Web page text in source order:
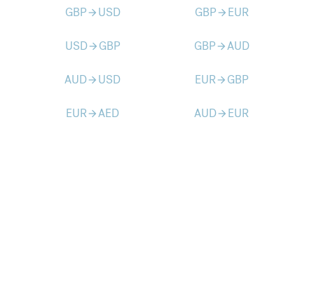
GBParrow_forward USD GBParrow_forward EUR
USDarrow_forward GBP GBParrow_forwardAUD
AUDarrow_forward USD EURarrow_forward GBP
EURarrow_forwardAED AUDarrow_forward EUR